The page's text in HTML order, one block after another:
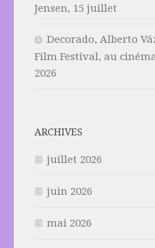
Jensen, 15 juillet
Decorado, Alberto
Film Festival, au
2026
ARCHIVES
juillet 2026
juin 2026
mai 2026